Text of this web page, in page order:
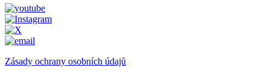
Zásady ochrany osobních údajů